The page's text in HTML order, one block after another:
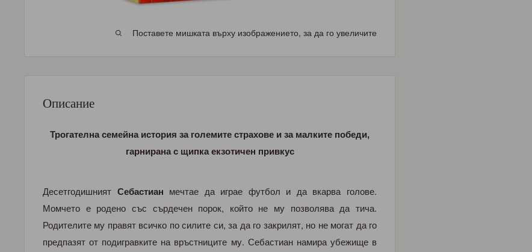
Поставете мишката върху изображението, за да го увеличите
Описание
Трогателна семейна история за големите страхове и за малките победи,
гарнирана с щипка екзотичен привкус
Десетгодишният Себастиан мечтае да играе футбол и да вкарва голове.
Момчето е родено със сърдечен порок, който не му позволява да тича.
Родителите му правят всичко по силите си, за да го закрилят, но не могат да го
предпазят от подигравките на връстниците му. Себастиан намира убежище в